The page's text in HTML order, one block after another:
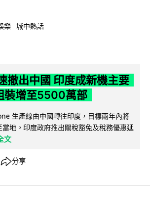
樂 城中熱話
撤出中國 印度成新機主要
裝增至5500萬部
生產線由中國轉往印度，目標兩年內將
地。印度政府推出關稅豁免及稅務優惠延
文
分享